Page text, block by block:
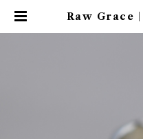
Raw Grace